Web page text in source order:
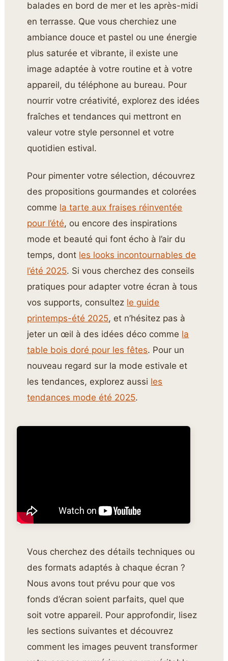
balades en bord de mer et les après-midi
en terrasse. Que vous cherchiez une
ambiance douce et pastel ou une énergie
plus saturée et vibrante, il existe une
image adaptée à votre routine et à votre
appareil, du téléphone au bureau. Pour
nourrir votre créativité, explorez des idées
fraîches et tendances qui mettront en
valeur votre style personnel et votre
quotidien estival.
Pour pimenter votre sélection, découvrez
des propositions gourmandes et colorées
comme la tarte aux fraises réinventée
pour l’été, ou encore des inspirations
mode et beauté qui font écho à l’air du
temps, dont les looks incontournables de
l’été 2025. Si vous cherchez des conseils
pratiques pour adapter votre écran à tous
vos supports, consultez le guide
printemps-été 2025, et n’hésitez pas à
jeter un œil à des idées déco comme la
table bois doré pour les fêtes. Pour un
nouveau regard sur la mode estivale et
les tendances, explorez aussi les
tendances mode été 2025.
Vous cherchez des détails techniques ou
des formats adaptés à chaque écran ?
Nous avons tout prévu pour que vos
fonds d’écran soient parfaits, quel que
soit votre appareil. Pour approfondir, lisez
les sections suivantes et découvrez
comment les images peuvent transformer